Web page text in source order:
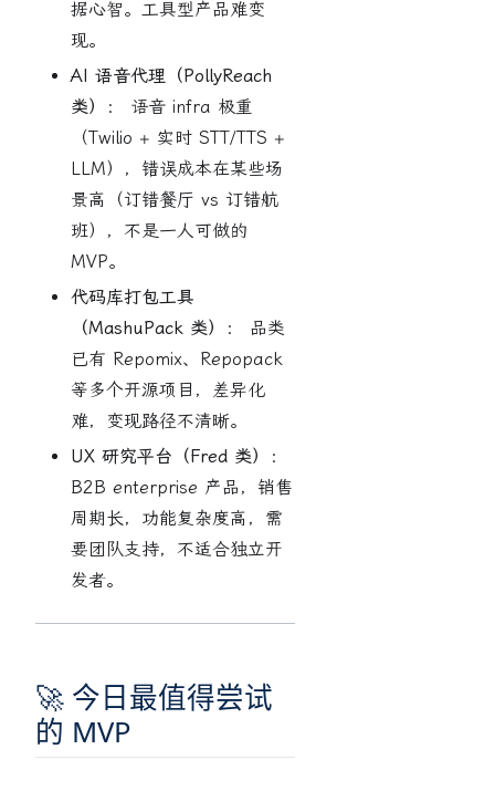
据心智。工具型产品难变
现。
AI 语音代理（PollyReach
类）：
语音 infra 极重
（Twilio + 实时 STT/TTS +
LLM），错误成本在某些场
景高（订错餐厅 vs 订错航
班），不是一人可做的
MVP。
代码库打包工具
（MashuPack 类）：
品类
已有 Repomix、Repopack
等多个开源项目，差异化
难，变现路径不清晰。
UX 研究平台（Fred 类）：
B2B enterprise 产品，销售
周期长，功能复杂度高，需
要团队支持，不适合独立开
发者。
🚀 今日最值得尝试
的 MVP